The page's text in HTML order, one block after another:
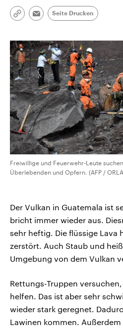
Link
Email
Seite Drucken
Freiwillige und Feuerwehr-Leute
Überlebenden und Opfern. (AFP /
Der Vulkan in Guatemala ist
bricht immer wieder aus.
sehr heftig. Die flüssige Lava
zerstört. Auch Staub und
Umgebung von dem Vulkan
Rettungs-Truppen
helfen. Das ist aber sehr
wieder stark geregnet.
Lawinen kommen.